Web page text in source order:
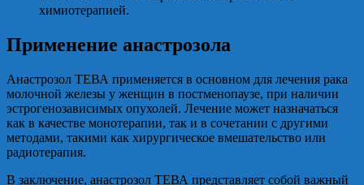
химиотерапией.
Применение анастрозола
Анастрозол ТЕВА применяется в основном для лечения рака
молочной железы у женщин в постменопаузе, при наличии
эстрогенозависимых опухолей. Лечение может назначаться
как в качестве монотерапии, так и в сочетании с другими
методами, такими как хирургическое вмешательство или
радиотерапия.
В заключение, анастрозол ТЕВА представляет собой важный